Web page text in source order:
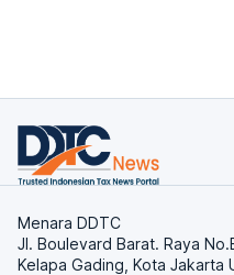
Menara DDTC
Jl. Boulevard Barat. Raya
Kelapa Gading, Kota Jakarta